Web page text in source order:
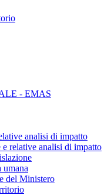
- EMAS
analisi di impatto
relative analisi di impatto
umana
del Ministero